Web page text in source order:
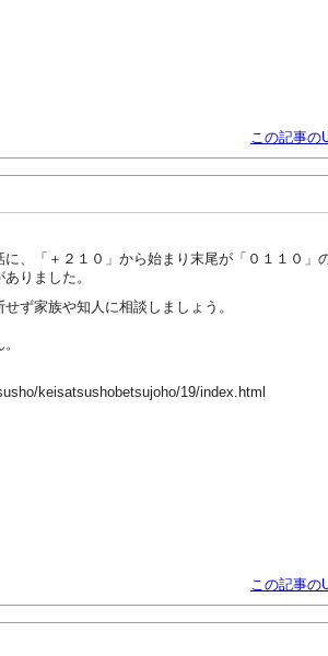
この記事の
、「＋２１０」から始まり末尾が「０１１０」
りました。
ず家族や知人に相談しましょう。
keisatsushobetsujoho/19/index.html
この記事の